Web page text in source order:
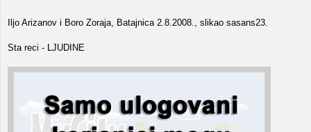
Iljo Arizanov i Boro Zoraja, Batajnica 2.8.2008., slikao sasans23.
Sta reci - LJUDINE